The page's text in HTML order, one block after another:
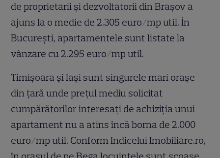
de proprietarii și dezvoltatorii din Brașov a
ajuns la o medie de 2.305 euro/mp util. În
București, apartamentele sunt listate la
vânzare cu 2.295 euro/mp util.
Timișoara și Iași sunt singurele mari orașe
din țară unde prețul mediu solicitat
cumpărătorilor interesați de achiziția unui
apartament nu a atins încă borna de 2.000
euro/mp util. Conform Indicelui Imobiliare.ro,